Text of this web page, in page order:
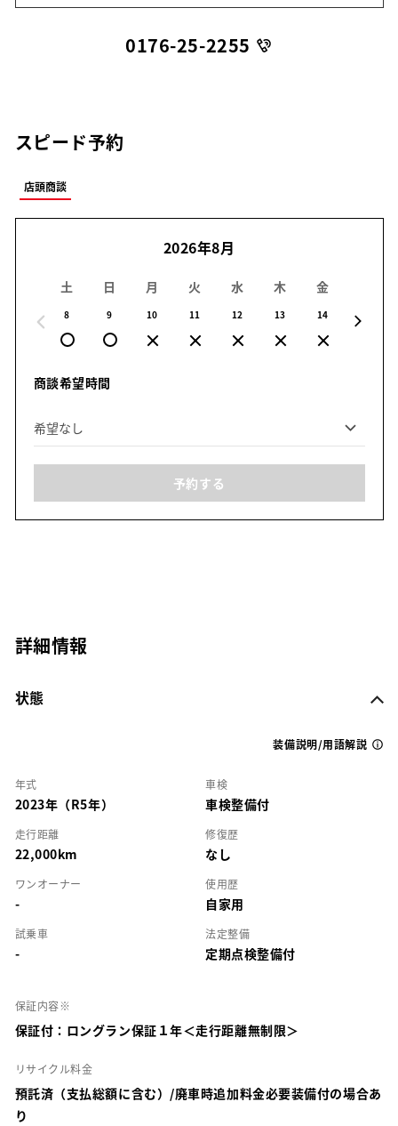
0176-25-2255
スピード予約
店頭商談
2026年8月
土
8
日
9
月
10
火
11
水
12
木
13
金
14
商談希望時間
予約する
詳細情報
状態
装備説明/用語解説
年式
2023年（R5年）
車検
車検整備付
走行距離
22,000km
修復歴
なし
ワンオーナー
-
使用歴
自家用
試乗車
-
法定整備
定期点検整備付
保証内容※
保証付：ロングラン保証１年＜走行距離無制限＞
リサイクル料金
預託済（支払総額に含む）/廃車時追加料金必要装備付の場合あ
り